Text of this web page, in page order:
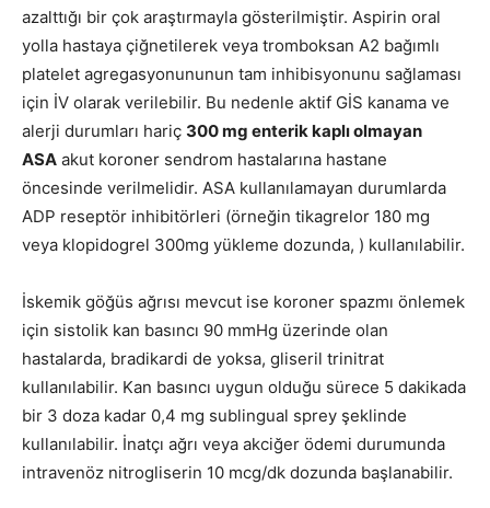
azalttığı bir çok araştırmayla gösterilmiştir. Aspirin oral
yolla hastaya çiğnetilerek veya tromboksan A2 bağımlı
platelet agregasyonununun tam inhibisyonunu sağlaması
için İV olarak verilebilir. Bu nedenle aktif GİS kanama ve
alerji durumları hariç 300 mg enterik kaplı olmayan
ASA akut koroner sendrom hastalarına hastane
öncesinde verilmelidir. ASA kullanılamayan durumlarda
ADP reseptör inhibitörleri (örneğin tikagrelor 180 mg
veya klopidogrel 300mg yükleme dozunda, ) kullanılabilir.
İskemik göğüs ağrısı mevcut ise koroner spazmı önlemek
için sistolik kan basıncı 90 mmHg üzerinde olan
hastalarda, bradikardi de yoksa, gliseril trinitrat
kullanılabilir. Kan basıncı uygun olduğu sürece 5 dakikada
bir 3 doza kadar 0,4 mg sublingual sprey şeklinde
kullanılabilir. İnatçı ağrı veya akciğer ödemi durumunda
intravenöz nitrogliserin 10 mcg/dk dozunda başlanabilir.